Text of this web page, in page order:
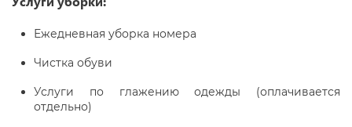
Ежедневная уборка номера
Чистка обуви
Услуги по глажению одежды (оплачивается
отдельно)